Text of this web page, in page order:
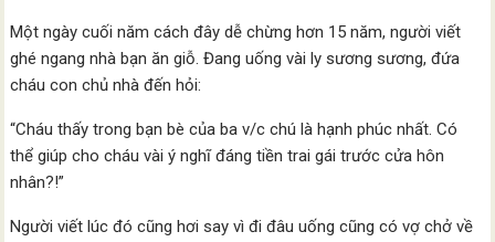
Một ngày cuối năm cách đây dễ chừng hơn 15 năm, người viết
ghé ngang nhà bạn ăn giỗ. Đang uống vài ly sương sương, đứa
cháu con chủ nhà đến hỏi:
“Cháu thấy trong bạn bè của ba v/c chú là hạnh phúc nhất. Có
thể giúp cho cháu vài ý nghĩ đáng tiền trai gái trước cửa hôn
nhân?!”
Người viết lúc đó cũng hơi say vì đi đâu uống cũng có vợ chở về